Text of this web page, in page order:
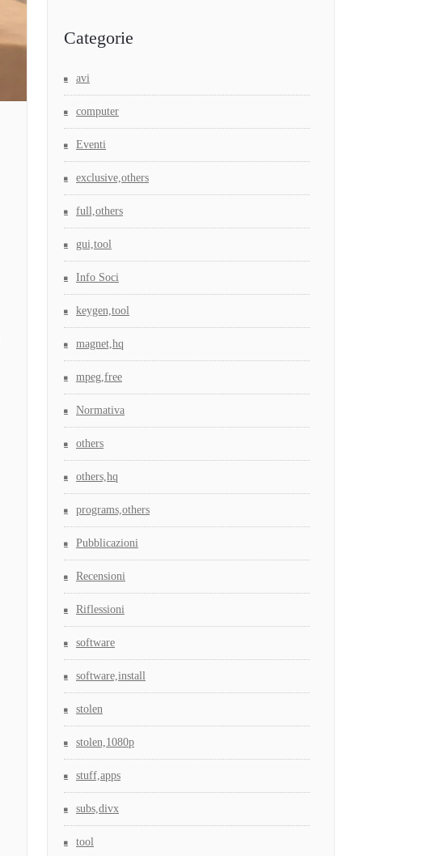
Categorie
avi
computer
Eventi
exclusive,others
full,others
gui,tool
Info Soci
keygen,tool
magnet,hq
mpeg,free
Normativa
others
others,hq
programs,others
Pubblicazioni
Recensioni
Riflessioni
software
software,install
stolen
stolen,1080p
stuff,apps
subs,divx
tool